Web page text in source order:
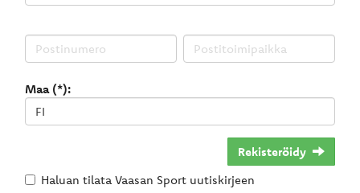
Maa (*):
Rekisteröidy
Haluan tilata Vaasan Sport uutiskirjeen